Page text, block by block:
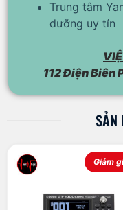
Trung tâm
dưỡng uy tín
112 Điện Biên
SẢN
Giảm